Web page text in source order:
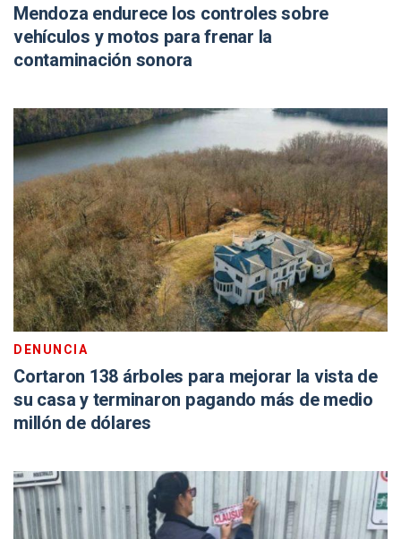
Mendoza endurece los controles sobre
vehículos y motos para frenar la
contaminación sonora
DENUNCIA
Cortaron 138 árboles para mejorar la vista de
su casa y terminaron pagando más de medio
millón de dólares